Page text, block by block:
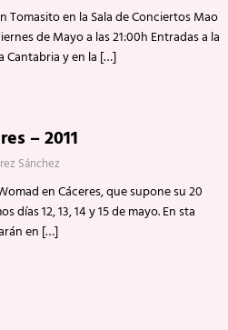
Tomasito en la Sala de Conciertos Mao
de Mayo a las 21:00h Entradas a la
Cantabria y en la […]
– 2011
Sánchez
en Cáceres, que supone su 20
días 12, 13, 14 y 15 de mayo. En sta
en […]